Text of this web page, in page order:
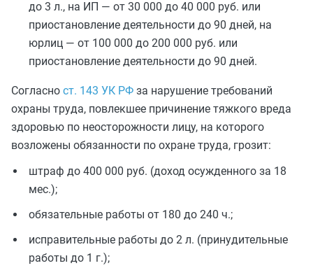
до 3 л., на ИП — от 30 000 до 40 000 руб. или
приостановление деятельности до 90 дней, на
юрлиц — от 100 000 до 200 000 руб. или
приостановление деятельности до 90 дней.
Согласно ст. 143 УК РФ за нарушение требований
охраны труда, повлекшее причинение тяжкого вреда
здоровью по неосторожности лицу, на которого
возложены обязанности по охране труда, грозит:
штраф до 400 000 руб. (доход осужденного за 18
мес.);
обязательные работы от 180 до 240 ч.;
исправительные работы до 2 л. (принудительные
работы до 1 г.);